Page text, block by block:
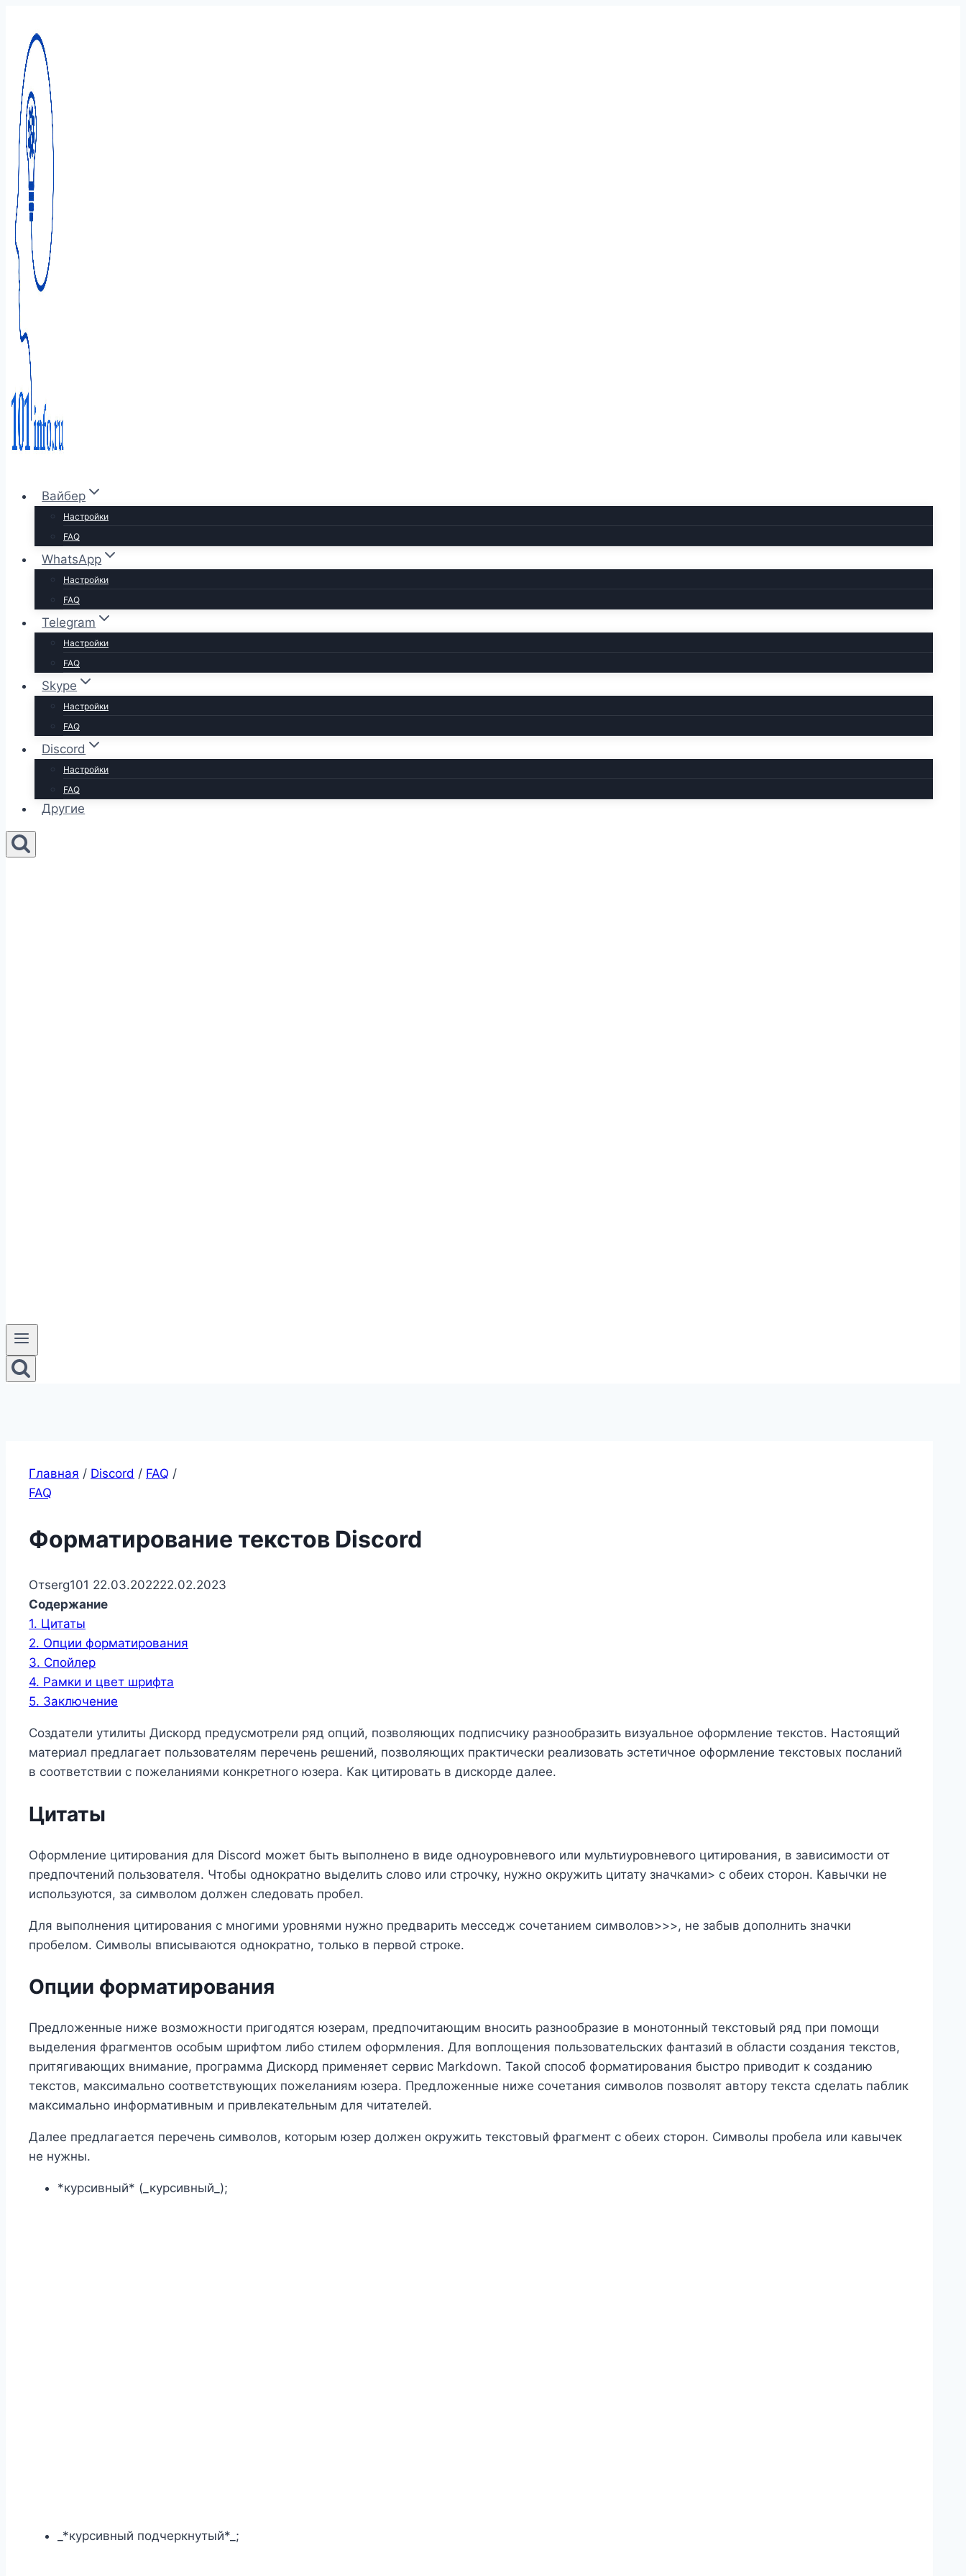
содержимому
Вайбер
Настройки
FAQ
WhatsApp
Настройки
FAQ
Telegram
Настройки
FAQ
Skype
Настройки
FAQ
Discord
Настройки
FAQ
Другие
Главная / Discord / FAQ /
FAQ
Форматирование текстов Discord
Отserg101 22.03.202222.02.2023
Содержание
1. Цитаты
2. Опции форматирования
3. Спойлер
4. Рамки и цвет шрифта
5. Заключение
Создатели утилиты Дискорд предусмотрели ряд опций, позволяющих подписчику разнообразить визуальное оформление текстов. Настоящий
материал предлагает пользователям перечень решений, позволяющих практически реализовать эстетичное оформление текстовых посланий
в соответствии с пожеланиями конкретного юзера. Как цитировать в дискорде далее.
Цитаты
Оформление цитирования для Discord может быть выполнено в виде одноуровневого или мультиуровневого цитирования, в зависимости от
предпочтений пользователя. Чтобы однократно выделить слово или строчку, нужно окружить цитату значками> с обеих сторон. Кавычки не
используются, за символом должен следовать пробел.
Для выполнения цитирования с многими уровнями нужно предварить месседж сочетанием символов>>>, не забыв дополнить значки
пробелом. Символы вписываются однократно, только в первой строке.
Опции форматирования
Предложенные ниже возможности пригодятся юзерам, предпочитающим вносить разнообразие в монотонный текстовый ряд при помощи
выделения фрагментов особым шрифтом либо стилем оформления. Для воплощения пользовательских фантазий в области создания текстов,
притягивающих внимание, программа Дискорд применяет сервис Markdown. Такой способ форматирования быстро приводит к созданию
текстов, максимально соответствующих пожеланиям юзера. Предложенные ниже сочетания символов позволят автору текста сделать паблик
максимально информативным и привлекательным для читателей.
Далее предлагается перечень символов, которым юзер должен окружить текстовый фрагмент с обеих сторон. Символы пробела или кавычек
не нужны.
*курсивный* (_курсивный_);
_*курсивный подчеркнутый*_;